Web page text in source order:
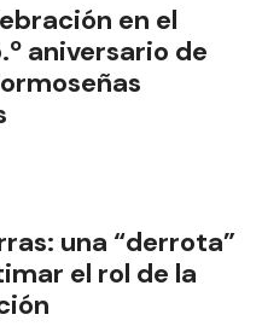
en el
aniversario de
una “derrota”
el rol de la